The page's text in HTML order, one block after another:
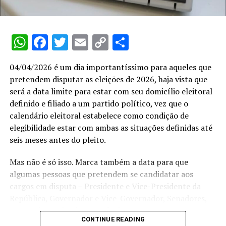
WhatsApp
Facebook
Twitter
Email
CopyShare
04/04/2026 é um dia importantíssimo para aqueles que
pretendem disputar as eleições de 2026, haja vista que
será a data limite para estar com seu domicílio eleitoral
definido e filiado a um partido político, vez que o
calendário eleitoral estabelece como condição de
elegibilidade estar com ambas as situações definidas até
seis meses antes do pleito.
Mas não é só isso. Marca também a data para que
algumas pessoas que pretendem se candidatar aos
cargos em disputa – Presidente e Vice-Presidente da
Deputados Federais e Estaduais – se
desencompatibilizem do serviço público. Assim, para
CONTINUE READING